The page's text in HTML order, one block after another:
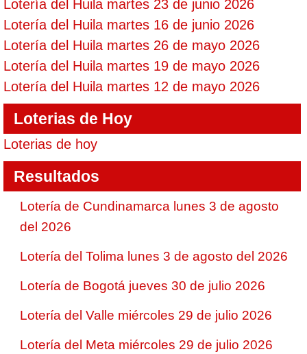
Lotería del Huila martes 23 de junio 2026
Lotería del Huila martes 16 de junio 2026
Lotería del Huila martes 26 de mayo 2026
Lotería del Huila martes 19 de mayo 2026
Lotería del Huila martes 12 de mayo 2026
Loterias de Hoy
Loterias de hoy
Resultados
Lotería de Cundinamarca lunes 3 de agosto
del 2026
Lotería del Tolima lunes 3 de agosto del 2026
Lotería de Bogotá jueves 30 de julio 2026
Lotería del Valle miércoles 29 de julio 2026
Lotería del Meta miércoles 29 de julio 2026